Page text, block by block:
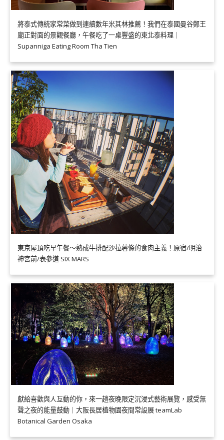
將泰式傳統家常菜做到連續數年米其林推薦！我們在泰國曼谷鄭王
廟正對面的景觀餐廳，午餐吃了一桌豐盛的東北泰料理｜
Supanniga Eating Room Tha Tien
東京屋頂吃早午餐～熟成牛排配沙拉薯條的食肉主義！原宿/明治
神宮前/表參道 SIX MARS
獻給喜歡與人互動的你，來一趟夜晚限定沉浸式藝術展覽，感受無
聲之夜的能量鼓動｜大阪長居植物園夜間常設展 teamLab
Botanical Garden Osaka